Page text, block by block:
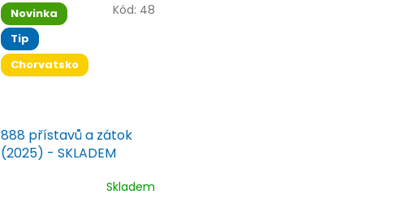
Novinka
Tip
Chorvatsko
888 přístavů a zátok
(2025) - SKLADEM
Skladem
Kód: 48